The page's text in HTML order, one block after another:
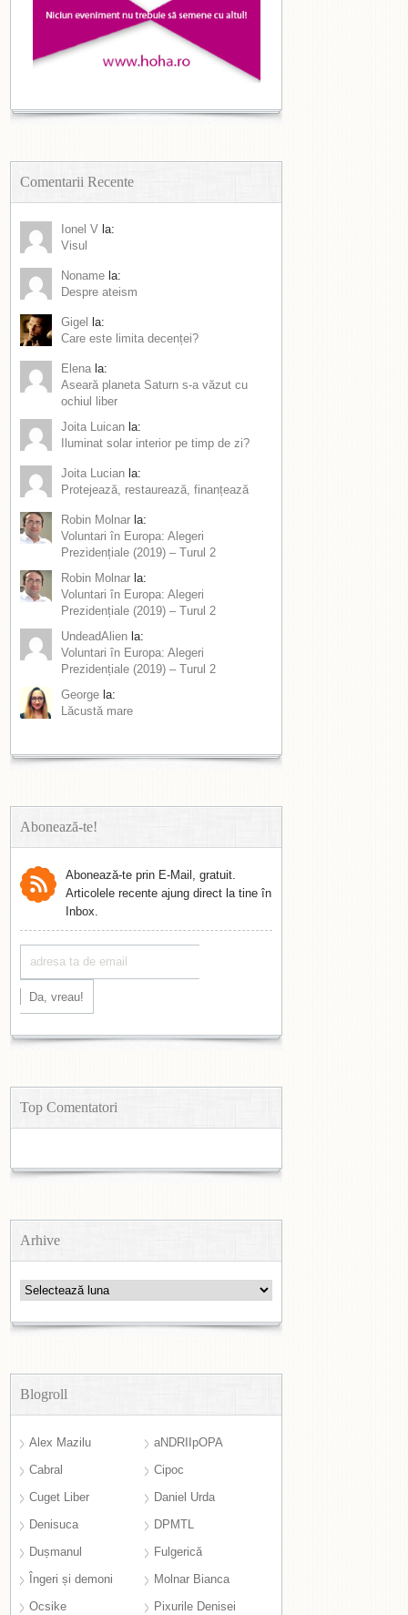
Comentarii Recente
Ionel V la:
Visul
Noname la:
Despre ateism
Gigel
la:
Care este limita decenței?
Elena la:
Aseară planeta Saturn s-a văzut cu
ochiul liber
Joita Luican la:
Iluminat solar interior pe timp de zi?
Joita Lucian la:
Protejează, restaurează, finanțează
Robin Molnar la:
Voluntari în Europa: Alegeri
Prezidențiale (2019) – Turul 2
Robin Molnar la:
Voluntari în Europa: Alegeri
Prezidențiale (2019) – Turul 2
UndeadAlien la:
Voluntari în Europa: Alegeri
Prezidențiale (2019) – Turul 2
George la:
Lăcustă mare
Abonează-te!
Abonează-te prin E-Mail, gratuit.
Articolele recente ajung direct la tine în
Inbox.
Top Comentatori
Arhive
Arhive
Blogroll
Alex Mazilu
aNDRIIpOPA
Cabral
Cipoc
Cuget Liber
Daniel Urda
Denisuca
DPMTL
Dușmanul
Fulgerică
Îngeri și demoni
Molnar Bianca
Ocsike
Pixurile Denisei